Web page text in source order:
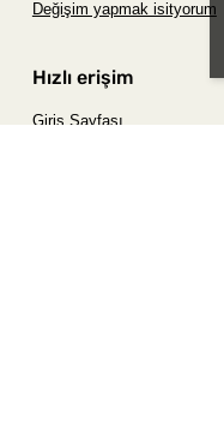
Değişim yapmak isityorum
Hızlı erişim
Giriş Sayfası